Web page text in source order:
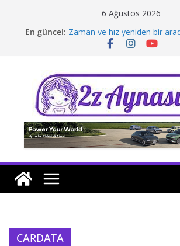
6 Ağustos 2026
En güncel: Zaman ve hız yeniden bir
Borusan Next Bodrum’da açıldı
Tatil rotasında test sürüşü
CARDATA